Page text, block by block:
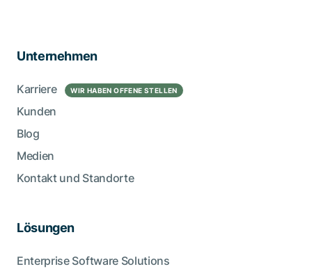
Unternehmen
Karriere WIR HABEN OFFENE STELLEN
Kunden
Blog
Medien
Kontakt und Standorte
Lösungen
Enterprise Software Solutions